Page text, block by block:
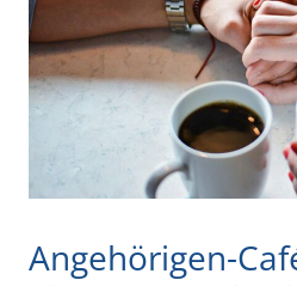
Angehörigen-